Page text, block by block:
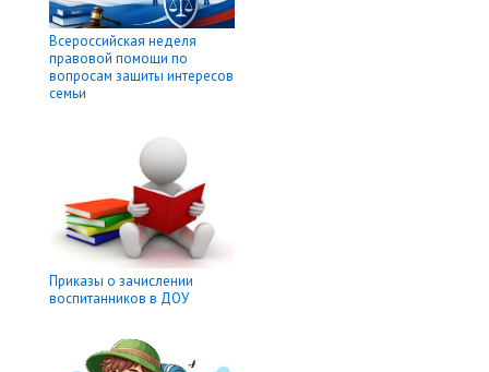
Всероссийская неделя
правовой помощи по
вопросам защиты интересов
семьи
Приказы о зачислении
воспитанников в ДОУ